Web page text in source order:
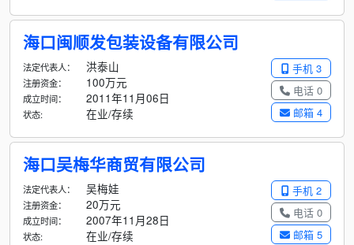
海口闽顺发包装设备有限公司
手机 3
电话 0
邮箱 4
法定代表人： 洪泰山
注册资金： 100万元
成立时间： 2011年11月06日
状态: 在业/存续
海口吴梅华商贸有限公司
手机 2
电话 0
邮箱 5
法定代表人： 吴梅娃
注册资金： 20万元
成立时间： 2007年11月28日
状态: 在业/存续